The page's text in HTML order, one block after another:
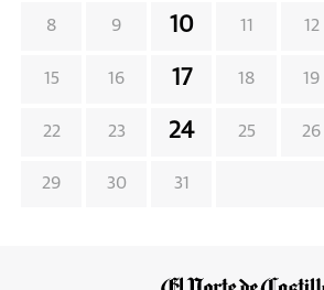
8 9 10 11 12
15 16 17 18 19
22 23 24 25 26
29 30 31